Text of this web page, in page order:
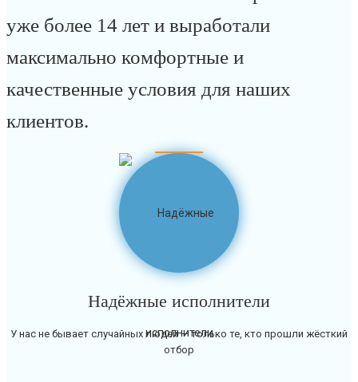
уже более 14 лет и выработали
максимально комфортные и
качественные условия для наших
клиентов.
Надёжные исполнители
У нас не бывает случайных людей — только те, кто прошли жёсткий
отбор